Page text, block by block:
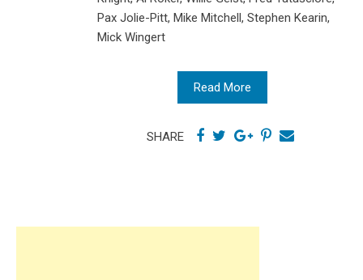
Pax Jolie-Pitt, Mike Mitchell, Stephen Kearin,
Mick Wingert
Read More
SHARE